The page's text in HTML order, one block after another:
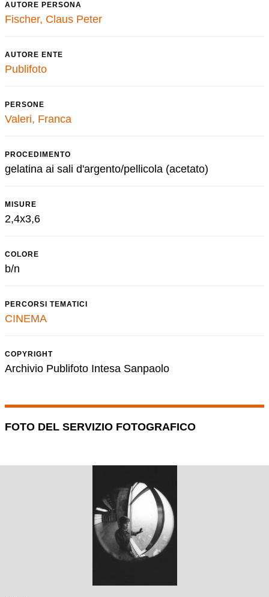
AUTORE PERSONA
Fischer, Claus Peter
AUTORE ENTE
Publifoto
PERSONE
Valeri, Franca
PROCEDIMENTO
gelatina ai sali d'argento/pellicola (acetato)
MISURE
2,4x3,6
COLORE
b/n
PERCORSI TEMATICI
CINEMA
COPYRIGHT
Archivio Publifoto Intesa Sanpaolo
FOTO DEL SERVIZIO FOTOGRAFICO